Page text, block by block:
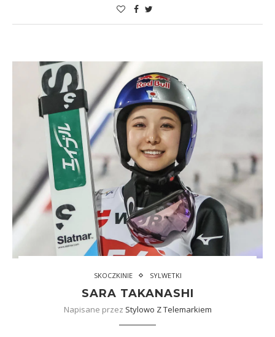
SKOCZKINIE SYLWETKI
SARA TAKANASHI
Napisane przez Stylowo Z Telemarkiem